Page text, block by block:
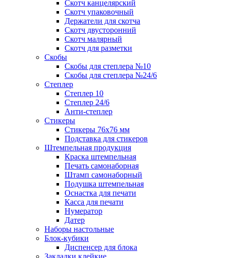
Скотч канцелярский
Скотч упаковочный
Держатели для скотча
Скотч двусторонний
Скотч малярный
Скотч для разметки
Скобы
Скобы для степлера №10
Скобы для степлера №24/6
Степлер
Степлер 10
Степлер 24/6
Анти-степлер
Стикеры
Стикеры 76x76 мм
Подставка для стикеров
Штемпельная продукция
Краска штемпельная
Печать самонаборная
Штамп самонаборный
Подушка штемпельная
Оснастка для печати
Касса для печати
Нумератор
Датер
Наборы настольные
Блок-кубики
Диспенсер для блока
Закладки клейкие